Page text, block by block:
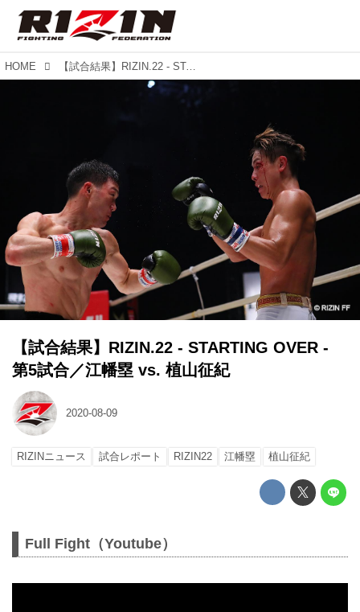
HOME 【試合結果】RIZIN.22 - STARTING OVER - 第5試合／江幡塁 vs. 植山征紀
【試合結果】RIZIN.22 - STARTING OVER -
第5試合／江幡塁 vs. 植山征紀
2020-08-09
RIZINニュース 試合レポート RIZIN22 江幡塁 植山征紀
Full Fight（Youtube）